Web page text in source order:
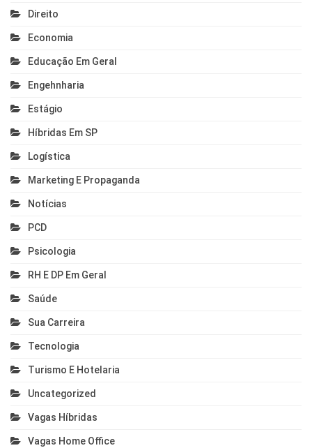
Direito
Economia
Educação Em Geral
Engehnharia
Estágio
Híbridas Em SP
Logística
Marketing E Propaganda
Notícias
PCD
Psicologia
RH E DP Em Geral
Saúde
Sua Carreira
Tecnologia
Turismo E Hotelaria
Uncategorized
Vagas Híbridas
Vagas Home Office